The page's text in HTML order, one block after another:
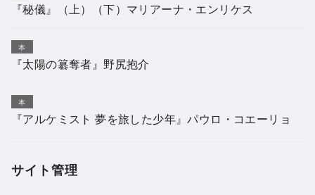
『秘儀』（上）（下）マリアーナ・エンリケス
本
『太陽の簒奪者』野尻抱介
本
『アルケミスト 夢を旅した少年』パウロ・コエーリョ
サイト管理